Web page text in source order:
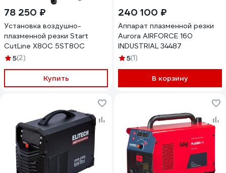
78 250 ₽
Установка воздушно-
плазменной резки Start
CutLine X80C 5ST80С
5(2)
Купить
240 100 ₽
Аппарат плазменной резки
Aurora AIRFORCE 160
INDUSTRIAL 34487
5(1)
В корзину